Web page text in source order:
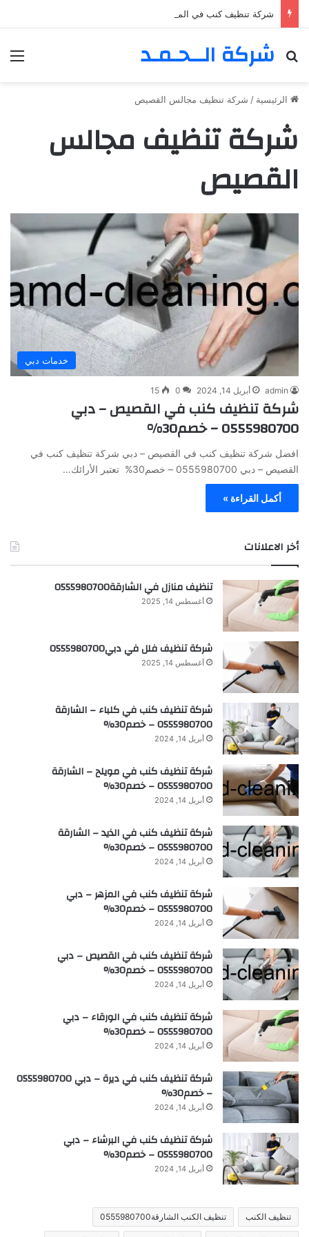
شركة تنظيف كنب في المزهر – دبي 0555980700 – خصم30%
شركة الــحـمـد
بحث عن
الرئيسية / شركة تنظيف مجالس القصيص
شركة تنظيف مجالس
القصيص
خدمات دبي
admin أبريل 14, 2024 0
15
شركة تنظيف كنب في القصيص – دبي
0555980700 – خصم30%
افضل شركة تنظيف كنب في القصيص – دبي شركة تنظيف كنب في
القصيص – دبي 0555980700 – خصم30% تعتبر الأرائك…
أكمل القراءة »
أخر الاعلانات
تنظيف منازل في الشارقة0555980700
أغسطس 14, 2025
شركة تنظيف فلل في دبي0555980700
أغسطس 14, 2025
شركة تنظيف كنب في كلباء – الشارقة
0555980700 – خصم30%
أبريل 14, 2024
شركة تنظيف كنب في مويلح – الشارقة
0555980700 – خصم30%
أبريل 14, 2024
شركة تنظيف كنب في الذيد – الشارقة
0555980700 – خصم30%
أبريل 14, 2024
شركة تنظيف كنب في المزهر – دبي
0555980700 – خصم30%
أبريل 14, 2024
شركة تنظيف كنب في القصيص – دبي
0555980700 – خصم30%
أبريل 14, 2024
شركة تنظيف كنب في الورقاء – دبي
0555980700 – خصم30%
أبريل 14, 2024
شركة تنظيف كنب في ديرة – دبي 0555980700
– خصم30%
أبريل 14, 2024
شركة تنظيف كنب في البرشاء – دبي
0555980700 – خصم30%
أبريل 14, 2024
تنظيف الكنب تنظيف الكنب الشارقة0555980700